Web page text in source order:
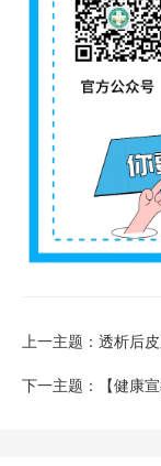
上一主题：透析后
下一主题：【健康